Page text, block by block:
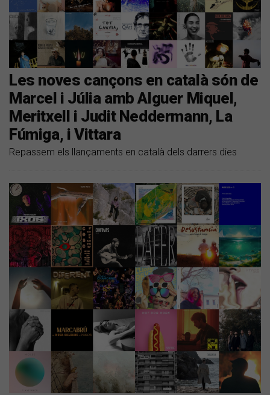
Les noves cançons en català són de
Marcel i Júlia amb Alguer Miquel,
Meritxell i Judit Neddermann, La
Fúmiga, i Vittara
Repassem els llançaments en català dels darrers dies